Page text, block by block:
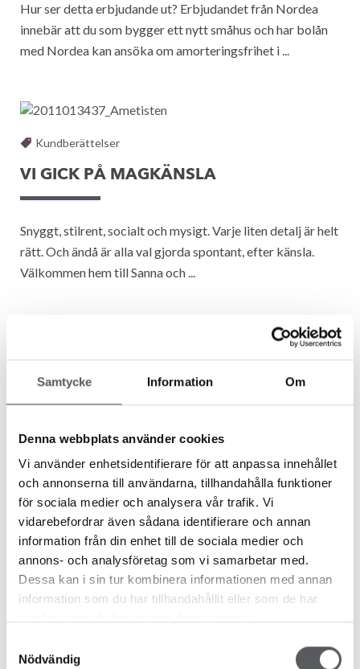
Samtycke Information Om
Denna webbplats använder cookies
Vi använder enhetsidentifierare för att anpassa innehållet
och annonserna till användarna, tillhandahålla funktioner
för sociala medier och analysera vår trafik. Vi
vidarebefordrar även sådana identifierare och annan
information från din enhet till de sociala medier och
annons- och analysföretag som vi samarbetar med.
Dessa kan i sin tur kombinera informationen med annan
information som du har tillhandahållit eller som de har
Nödvändig
Hur ser detta erbjudande ut? Erbjudandet från Nordea
innebär att du som bygger ett nytt småhus och har bolån
med Nordea kan ansöka om amorteringsfrihet i ...
Kundberättelser
VI GICK PÅ MAGKÄNSLA
Snyggt, stilrent, socialt och mysigt. Varje liten detalj är helt
rätt. Och ändå är alla val gjorda spontant, efter känsla.
Välkommen hem till Sanna och ...
Byggtips
UTEPLATS
Det finns flera fördelar med att bygga vinkelhus. Den
främsta fördelen, tycker många, är möjligheten till en
härlig uteplats! Uteplatsen blir i lä och är ...
SMART TEKNIK SOM EFFEKTIVISERAR